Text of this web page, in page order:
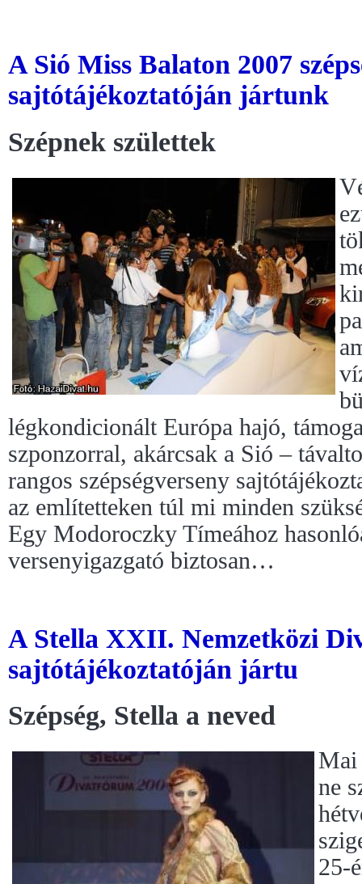
A Sió Miss Balaton 2007
sajtótájékoztatóján jártunk
Szépnek születtek
légkondicionált Európa hajó,
szponzorral, akárcsak a Sió –
rangos szépségverseny
az említetteken túl mi minden
Egy Modoroczky Tímeához
versenyigazgató biztosan…
A Stella XXII. Nemzetközi
sajtótájékoztatóján jártu
Szépség, Stella a neved
Mai
ne
25-